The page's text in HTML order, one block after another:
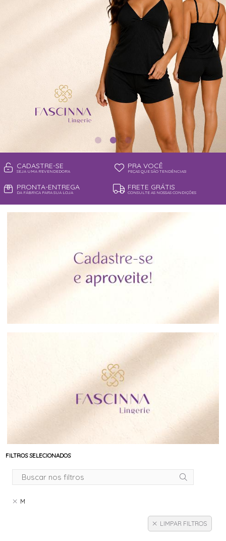
CADASTRE-SE
SEJA UMA REVENDEDORA
PRA VOCÊ
PEÇAS QUE SÃO TENDÊNCIAS!
PRONTA-ENTREGA
DA FÁBRICA PARA SUA LOJA
FRETE GRÁTIS
CONSULTE AS NOSSAS CONDIÇÕES
FILTROS SELECIONADOS
M
LIMPAR FILTROS